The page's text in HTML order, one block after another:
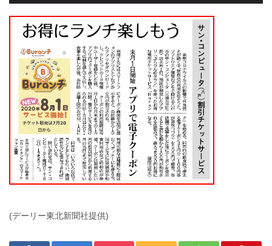
(デーリー東北新聞社提供)